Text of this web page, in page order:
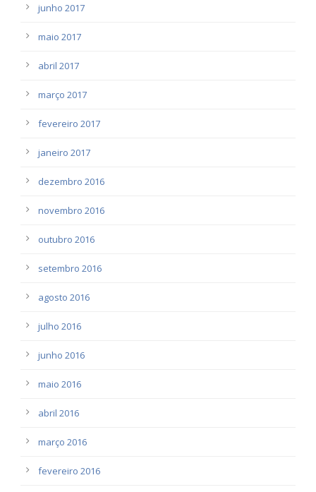
junho 2017
maio 2017
abril 2017
março 2017
fevereiro 2017
janeiro 2017
dezembro 2016
novembro 2016
outubro 2016
setembro 2016
agosto 2016
julho 2016
junho 2016
maio 2016
abril 2016
março 2016
fevereiro 2016